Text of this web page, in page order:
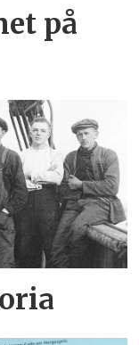
på